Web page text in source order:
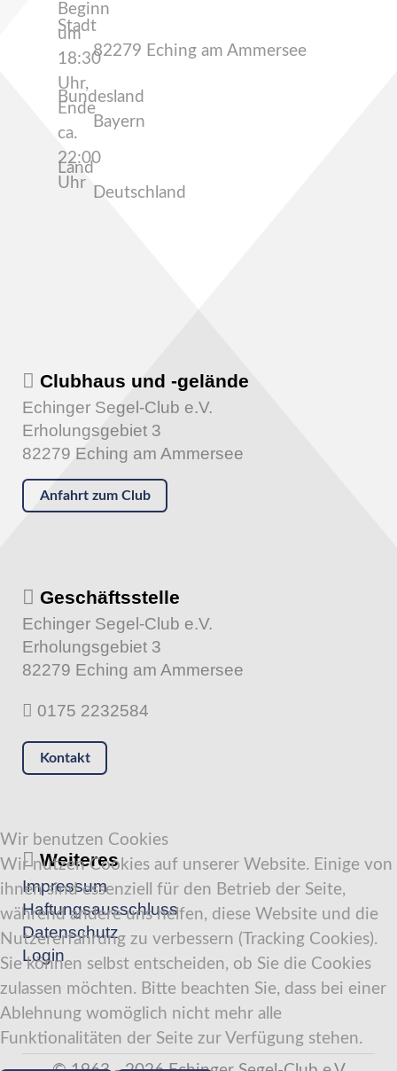
Beginn
um
18:30
Uhr,
Ende
ca.
22:00
Uhr
Stadt
82279 Eching am Ammersee
Bundesland
Bayern
Land
Deutschland
Clubhaus und -gelände
Echinger Segel-Club e.V.
Erholungsgebiet 3
82279 Eching am Ammersee
Anfahrt zum Club
Geschäftsstelle
Echinger Segel-Club e.V.
Erholungsgebiet 3
82279 Eching am Ammersee
0175 2232584
Kontakt
Weiteres
Impressum
Haftungsausschluss
Datenschutz
Login
Wir benutzen Cookies
Wir nutzen Cookies auf unserer Website. Einige von
ihnen sind essenziell für den Betrieb der Seite,
während andere uns helfen, diese Website und die
Nutzererfahrung zu verbessern (Tracking Cookies).
Sie können selbst entscheiden, ob Sie die Cookies
zulassen möchten. Bitte beachten Sie, dass bei einer
Ablehnung womöglich nicht mehr alle
Funktionalitäten der Seite zur Verfügung stehen.